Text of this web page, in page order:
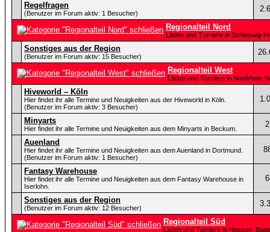
Regelfragen
(Benutzer im Forum aktiv: 1 Besucher)
Regionalteil Nord
Läden und Turniere in Schleswig-
Sonstiges aus der Region
(Benutzer im Forum aktiv: 15 Besucher)
Regionalteil West
Läden und Turniere in Nordrhein-
Hiveworld – Köln
Hier findet ihr alle Termine und Neuigkeiten aus der Hiveworld in Köln.
(Benutzer im Forum aktiv: 3 Besucher)
Minyarts
Hier findet ihr alle Termine und Neuigkeiten aus dem Minyarts in Beckum.
Auenland
Hier findet ihr alle Termine und Neuigkeiten aus dem Auenland in Dortmund.
(Benutzer im Forum aktiv: 1 Besucher)
Fantasy Warehouse
Hier findet ihr alle Termine und Neuigkeiten aus dem Fantasy Warehouse in
Iserlohn.
Sonstiges aus der Region
(Benutzer im Forum aktiv: 12 Besucher)
Regionalteil Süd
Läden und Turniere in Hessen,